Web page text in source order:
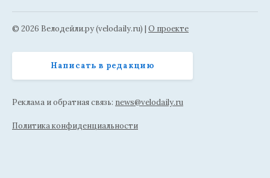
© 2026 Велодейли.ру (velodaily.ru) | О проекте
Написать в редакцию
Реклама и обратная связь: news@velodaily.ru
Политика конфиденциальности